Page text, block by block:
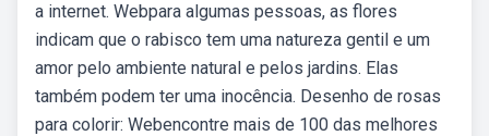
a internet. Webpara algumas pessoas, as flores
indicam que o rabisco tem uma natureza gentil e um
amor pelo ambiente natural e pelos jardins. Elas
também podem ter uma inocência. Desenho de rosas
para colorir: Webencontre mais de 100 das melhores